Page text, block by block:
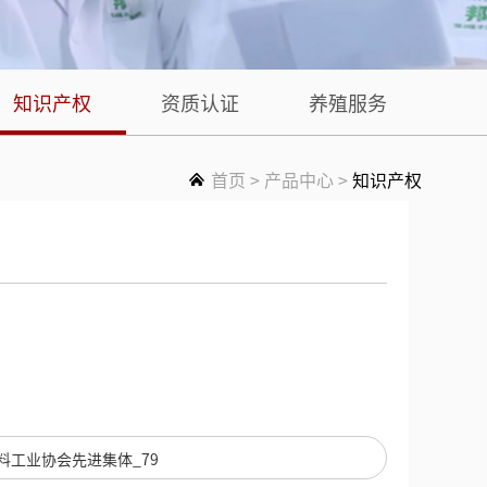
知识产权 资质认证 养殖服务
首页 > 产品中心 >知识产权
工业协会先进集体_79